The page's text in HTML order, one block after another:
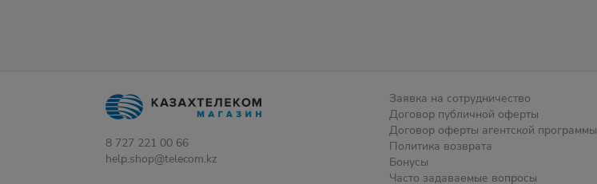
8 727 221 00 66
help.shop@telecom.kz
Заявка на сотрудничество
Договор публичной оферты
Договор оферты агентской программы
Политика возврата
Бонусы
Часто задаваемые вопросы